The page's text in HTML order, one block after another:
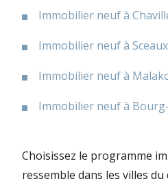
Immobilier neuf à
Immobilier neuf à Sceaux
Immobilier neuf à
Immobilier neuf à
Choisissez le programme
ressemble dans les villes